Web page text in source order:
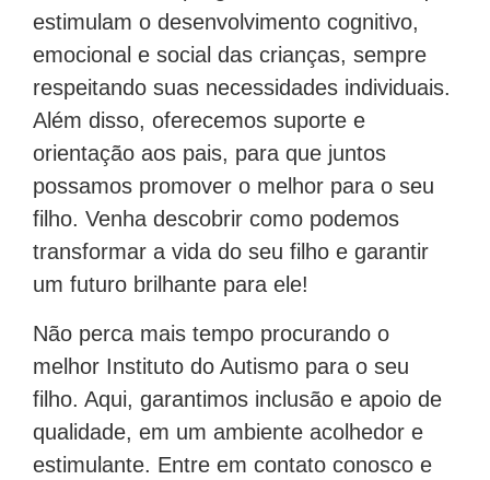
estimulam o desenvolvimento cognitivo,
emocional e social das crianças, sempre
respeitando suas necessidades individuais.
Além disso, oferecemos suporte e
orientação aos pais, para que juntos
possamos promover o melhor para o seu
filho. Venha descobrir como podemos
transformar a vida do seu filho e garantir
um futuro brilhante para ele!
Não perca mais tempo procurando o
melhor Instituto do Autismo para o seu
filho. Aqui, garantimos inclusão e apoio de
qualidade, em um ambiente acolhedor e
estimulante. Entre em contato conosco e